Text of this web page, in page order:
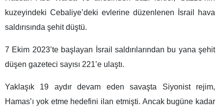
kuzeyindeki Cebaliye’deki evlerine düzenlenen İsrail hava
saldırısında şehit düştü.
7 Ekim 2023’te başlayan İsrail saldırılarından bu yana şehit
düşen gazeteci sayısı 221’e ulaştı.
Yaklaşık 19 aydır devam eden savaşta Siyonist rejim,
Hamas’ı yok etme hedefini ilan etmişti. Ancak bugüne kadar